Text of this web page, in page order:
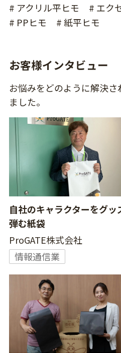
# アクリル平ヒモ
# エク
# PPヒモ
# 紙平ヒモ
お客様インタビュー
お悩みをどのように解決
ました。
自社のキャラクターをグ
弾む紙袋
ProGATE株式会社
情報通信業